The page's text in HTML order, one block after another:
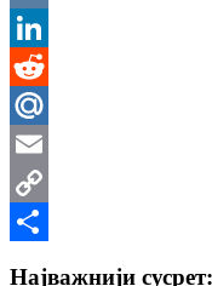
VK
LinkedIn
Reddit
Mail.Ru
Email
Copy
Најважнији